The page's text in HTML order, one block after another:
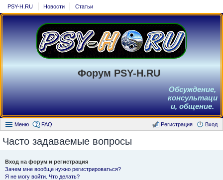
PSY-H.RU Новости Статьи
Форум PSY-H.RU
Обсуждение,
консультаци
и, общение.
Меню FAQ Вход
Регистрация
Часто задаваемые вопросы
Вход на форум и регистрация
Зачем мне вообще нужно регистрироваться?
Я не могу войти. Что делать?